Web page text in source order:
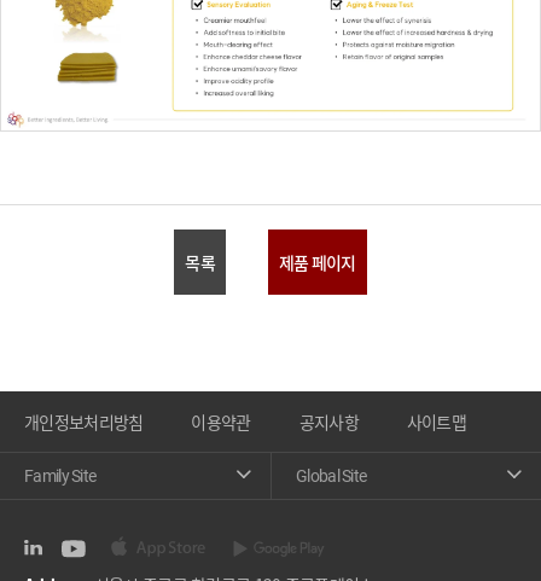
목록 제품 페이지
개인정보처리방침 이용약관 공지사항 사이트맵
Family Site Global Site